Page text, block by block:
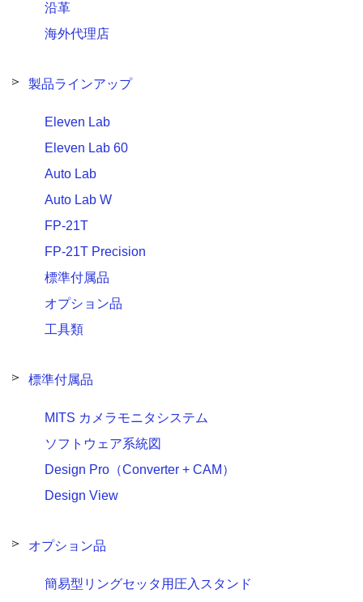
沿革
海外代理店
製品ラインアップ
Eleven Lab
Eleven Lab 60
Auto Lab
Auto Lab W
FP-21T
FP-21T Precision
標準付属品
オプション品
工具類
標準付属品
MITS カメラモニタシステム
ソフトウェア系統図
Design Pro（Converter + CAM）
Design View
オプション品
簡易型リングセッタ用圧入スタンド